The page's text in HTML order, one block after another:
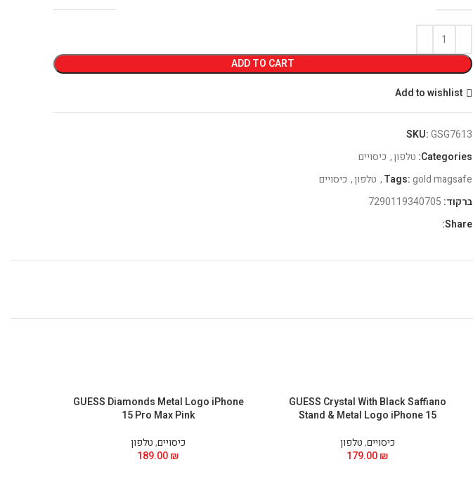
ADD TO CART
Add to wishlist
SKU:GSG7613
Categories: טלפון, כיסויים
Tags:gold magsafe
, טלפון, כיסויים
ברקוד:
Share:
GUESS Crystal With Black Saffiano
Stand & Metal Logo iPhone 15
כיסויים,טלפון
179.00₪
GUESS Diamonds Metal Logo iPhone
15 Pro Max Pink
כיסויים,טלפון
189.00₪